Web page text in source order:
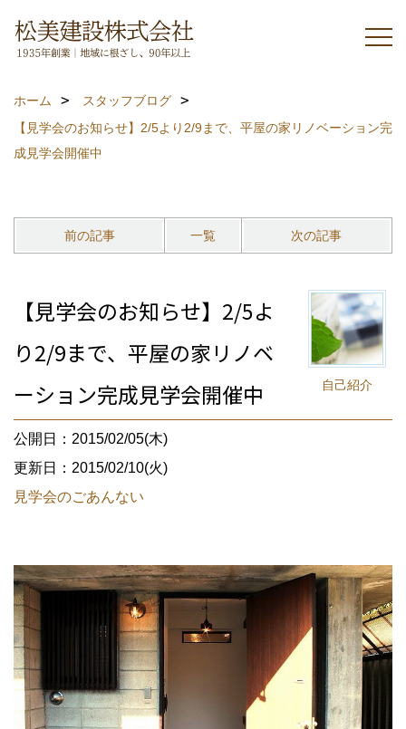
ホーム
スタッフブログ
【見学会のお知らせ】2/5より2/9まで、平屋の家リノベーション完
成見学会開催中
前の記事 一覧 次の記事
自己紹介
【見学会のお知らせ】2/5よ
り2/9まで、平屋の家リノベ
ーション完成見学会開催中
公開日：2015/02/05(木)
更新日：2015/02/10(火)
見学会のごあんない